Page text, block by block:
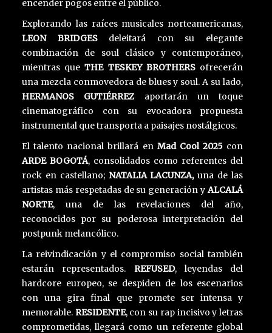
encender pogos entre el público.
Explorando las raíces musicales norteamericanas,
LEON BRIDGESdeleitará con su elegante
combinación de soul clásico y contemporáneo,
mientras queTHE TESKEY BROTHERSofrecerán
una mezcla conmovedora de blues y soul. A su lado,
HERMANOS GUTIÉRREZ aportarán un toque
cinematográfico con su evocadora propuesta
instrumental que transporta a paisajes nostálgicos.
El talento nacional brillará en Mad Cool 2025 con
ARDE BOGOTÁ, consolidados como referentes del
rock en castellano; NATALIA LACUNZA,una de las
artistas más respetadas de su generación yALCALÁ
NORTE, una de las revelaciones del año,
reconocidos por su poderosa interpretación del
postpunk melancólico.
La reivindicación y el compromiso social también
estarán representados. REFUSED, leyendas del
hardcore europeo, se despiden de los escenarios
con una gira final que promete ser intensa y
memorable. RESIDENTE, con su rap incisivo y letras
comprometidas, llegará como un referente global